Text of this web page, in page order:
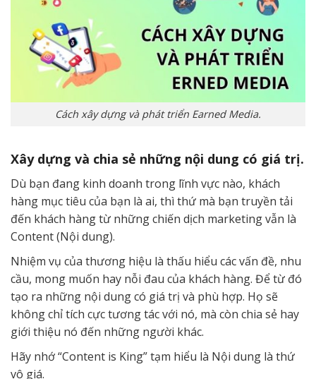
Cách xây dựng và phát triển Earned Media.
Xây dựng và chia sẻ những nội dung có giá trị.
Dù bạn đang kinh doanh trong lĩnh vực nào, khách
hàng mục tiêu của bạn là ai, thì thứ mà bạn truyền tải
đến khách hàng từ những chiến dịch marketing vẫn là
Content (Nội dung).
Nhiệm vụ của thương hiệu là thấu hiểu các vấn đề, nhu
cầu, mong muốn hay nỗi đau của khách hàng. Để từ đó
tạo ra những nội dung có giá trị và phù hợp. Họ sẽ
không chỉ tích cực tương tác với nó, mà còn chia sẻ hay
giới thiệu nó đến những người khác.
Hãy nhớ “Content is King” tạm hiểu là Nội dung là thứ
vô giá.